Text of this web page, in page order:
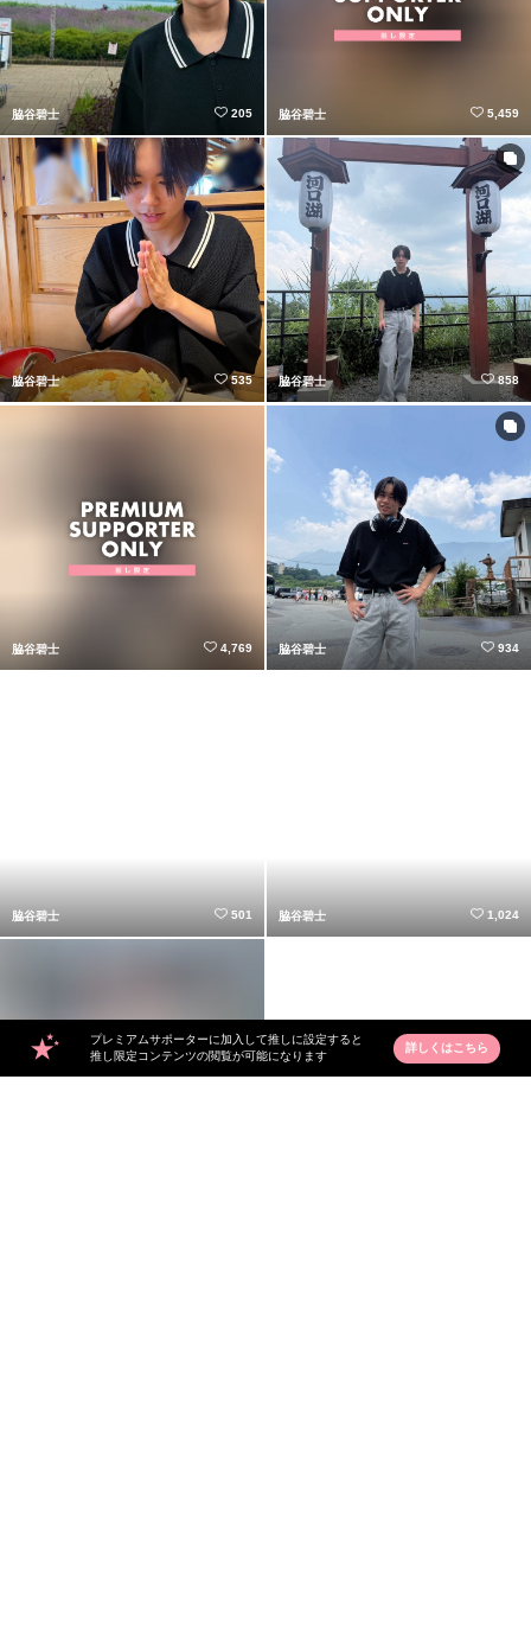
プレミアムサポーターに加入して推しに設定すると
推し限定コンテンツの閲覧が可能になります
詳しくはこちら
脇谷碧士 205 脇谷碧士 5,459
脇谷碧士 535 脇谷碧士 858
脇谷碧士 4,769 脇谷碧士 934
脇谷碧士 501 脇谷碧士 1,024